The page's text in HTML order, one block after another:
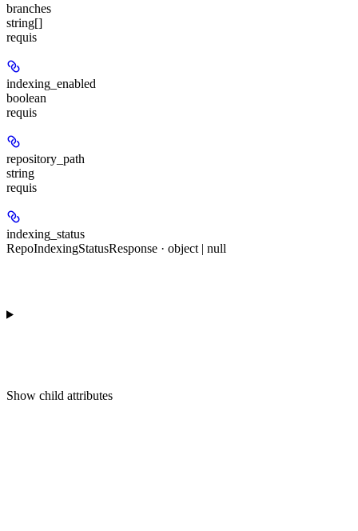
branches
string[]
requis
indexing_enabled
boolean
requis
repository_path
string
requis
indexing_status
RepoIndexingStatusResponse · object | null
Show child attributes